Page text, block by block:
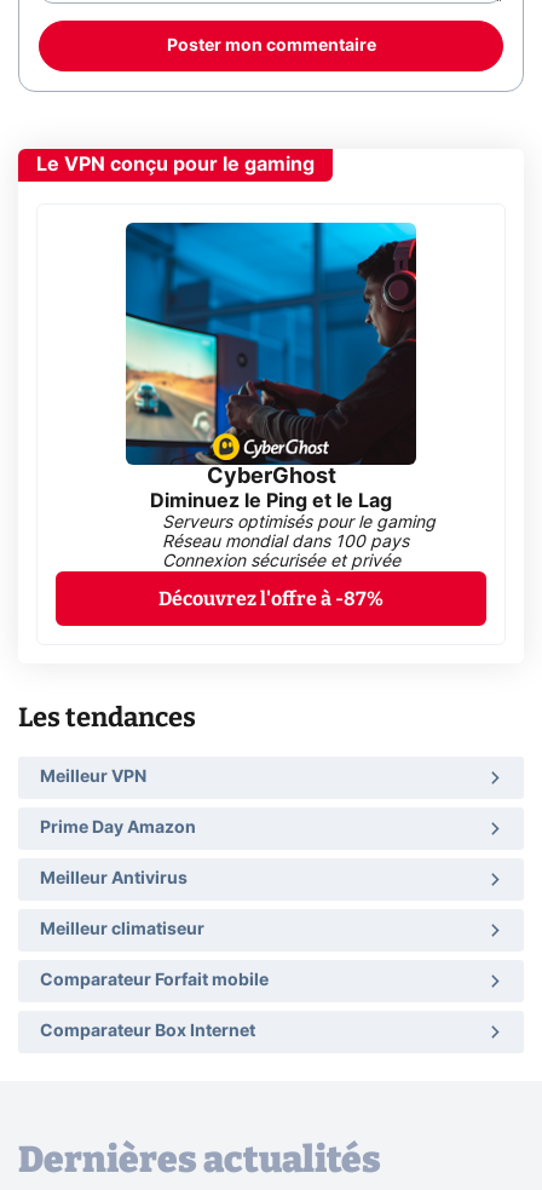
Poster mon commentaire
Le VPN conçu pour le gaming
CyberGhost
Diminuez le Ping et le Lag
Serveurs optimisés pour le gaming
Réseau mondial dans 100 pays
Connexion sécurisée et privée
Découvrez l'offre à -87%
Les tendances
Meilleur VPN
Prime Day Amazon
Meilleur Antivirus
Meilleur climatiseur
Comparateur Forfait mobile
Comparateur Box Internet
Dernières actualités